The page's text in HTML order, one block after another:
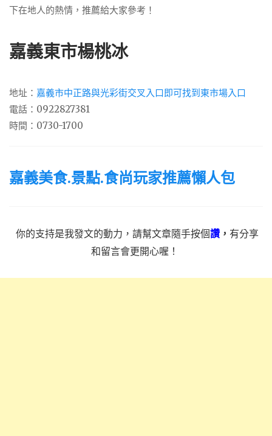
下在地人的熱情，推薦給大家參考！
嘉義東市楊桃冰
地址： 嘉義市中正路與光彩街交叉入口即可找到東市場入口
電話：0922827381
時間：0730-1700
嘉義美食.景點.食尚玩家推薦懶人包
你的支持是我發文的動力，請幫文章隨手按個讚 ， 有分享
和留言會更開心喔！